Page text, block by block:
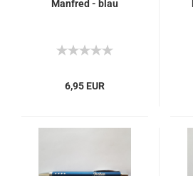
Manfred - blau
6,95 EUR